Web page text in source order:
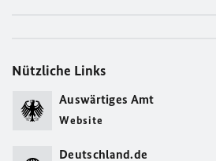
Nützliche Links
Auswärtiges Amt
Website
Deutschland.de